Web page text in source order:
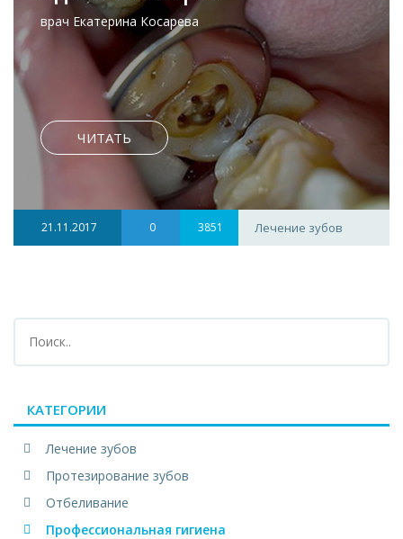
врач Екатерина Косарева
ЧИТАТЬ
21.11.2017 0 3851 Лечение зубов
КАТЕГОРИИ
Лечение зубов
Протезирование зубов
Отбеливание
Профессиональная гигиена